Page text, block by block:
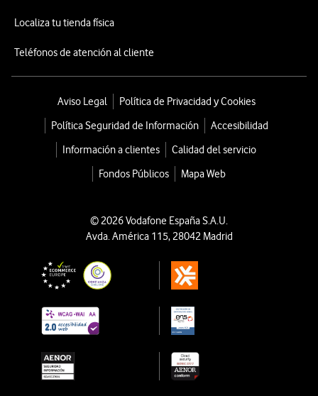
Localiza tu tienda física
Teléfonos de atención al cliente
Aviso Legal
Política de Privacidad y Cookies
Política Seguridad de Información
Accesibilidad
Información a clientes
Calidad del servicio
Fondos Públicos
Mapa Web
© 2026 Vodafone España S.A.U.
Avda. América 115, 28042 Madrid